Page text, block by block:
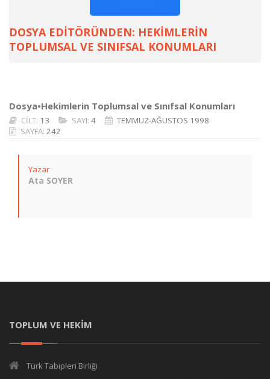
DOSYA EDİTÖRÜNDEN: HEKİMLERİN
TOPLUMSAL VE SINIFSAL KONUMLARI
Dosya•Hekimlerin Toplumsal ve Sınıfsal Konumları
CİLT: 13 SAYI: 4
TEMMUZ-AĞUSTOS 1998
SAYFA: 242
Yazar
Ata SOYER
TOPLUM VE HEKİM
Türk Tabipleri Birliği